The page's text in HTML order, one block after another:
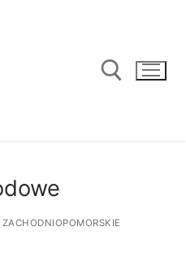
ZACHODNIOPOMORSKIE